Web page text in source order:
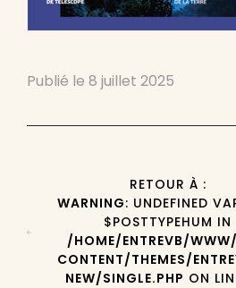
Publié le 8 juillet 2025
RETOUR À :
WARNING: UNDEFINED
$POSTTYPEHUM IN
/HOME/ENTREVB/
CONTENT/THEMES/
NEW/SINGLE.PHP ON